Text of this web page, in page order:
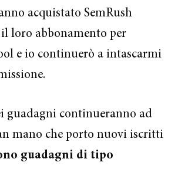
acquistato SemRush
loro abbonamento per
e io continuerò a intascarmi
guadagni continueranno ad
mano che porto nuovi iscritti
guadagni di tipo